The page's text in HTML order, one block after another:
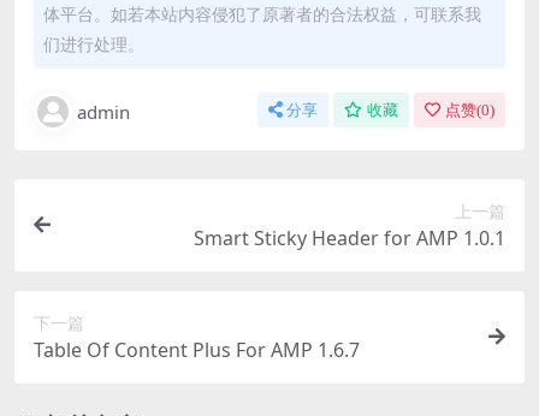
体平台。如若本站内容侵犯了原著者的合法权益，可联系我
们进行处理。
admin 分享 收藏 点赞(0)
上一篇
Smart Sticky Header for AMP 1.0.1
下一篇
Table Of Content Plus For AMP 1.6.7